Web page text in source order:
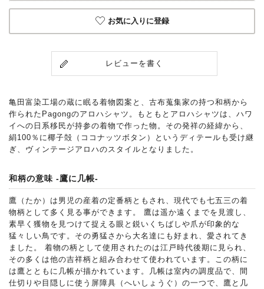
お気に入りに登録
レビューを書く
亀田富染工場の蔵に眠る着物図案と、古布蒐集家の持つ和柄から
作られたPagongのアロハシャツ。もともとアロハシャツは、ハワ
イへの日系移民が持参の着物で作った物。その発祥の経緯から、
絹100％に椰子殻（ココナッツボタン）というディテールも受け継
ぎ、ヴィンテージアロハのスタイルとなりました。
和柄の意味 -鷹に几帳-
鷹（たか）は男児の産着の定番柄ともされ、現代でも七五三の着
物柄として多く見る事ができます。 鷹は遥か遠くまでを見渡し、
素早く獲物を見つけて捉える眼と鋭いくちばしや爪が印象的な
猛々しい鳥です。その勇猛さから大名達にも好まれ、愛されてき
ました。 着物の柄として使用されたのは江戸時代後期に見られ、
その多くは他の吉祥柄と組み合わせて使われています。この柄に
は鷹とともに几帳が描かれています。几帳は室内の調度品で、間
仕切りや目隠しに使う屏障具（へいしょうぐ）の一つで、鷹と几